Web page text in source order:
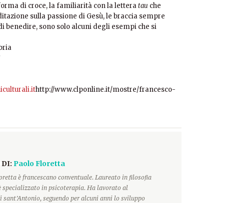
di croce, la familiarità con la letteratau che
sulla passione di Gesù, le braccia sempre
benedire, sono solo alcuni degli esempi che si
http://www.clponline.it/mostre/francesco-
DI: Paolo Floretta
è francescano conventuale. Laureato in filosofia
specializzato in psicoterapia. Ha lavorato al
sant’Antonio, seguendo per alcuni anni lo sviluppo